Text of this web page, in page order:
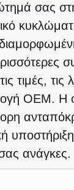
σας
τιμές, τις
OEM. Η
υποστήριξη
ανάγκες.